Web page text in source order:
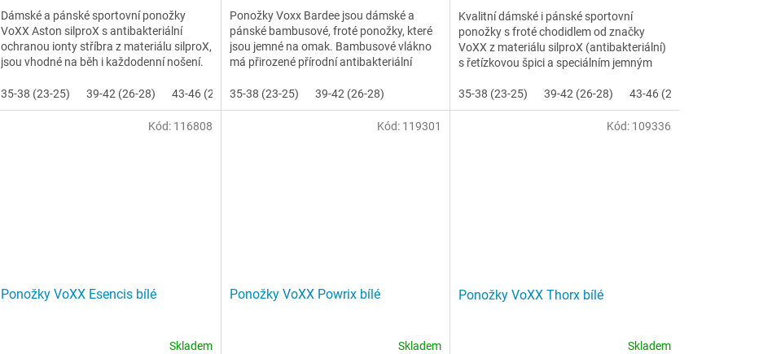
Dámské a pánské sportovní ponožky
VoXX Aston silproX s antibakteriální
ochranou ionty stříbra z materiálu silproX,
jsou vhodné na běh i každodenní nošení.
35-38 (23-25)
39-42 (26-28) 43-46 (29-31)
Ponožky Voxx Bardee jsou dámské a
pánské bambusové, froté ponožky, které
jsou jemné na omak. Bambusové vlákno
má přirozené přírodní antibakteriální
35-38 (23-25)
39-42 (26-28)
Kvalitní dámské i pánské sportovní
ponožky s froté chodidlem od značky
VoXX z materiálu silproX (antibakteriální)
s řetízkovou špici a speciálním jemným
35-38 (23-25)
39-42 (26-28) 43-46 (29-31)
Ponožky VoXX Esencis bílé
Skladem
Kód: 116808
Ponožky VoXX Powrix bílé
Skladem
Kód: 119301
Ponožky VoXX Thorx bílé
Skladem
Kód: 109336